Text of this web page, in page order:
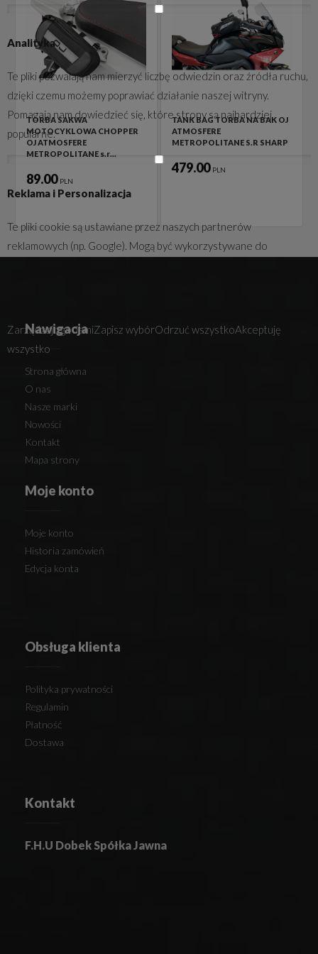
TORBA SAKWA
MOTOCYKLOWA CHOPPER
OJ ATMOSFERE
METROPOLITANE s.r…
89.00 PLN
TANK BAG TORBA NA BAK OJ
ATMOSFERE
METROPOLITANE S.R SHARP
479.00 PLN
Nawigacja
Strona główna
O nas
Nasze marki
Nowości
Kontakt
Mapa strony
Moje konto
Moje konto
Historia zamówień
Edycja konta
Obsługa klienta
Polityka prywatności
Regulamin
Płatność
Dostawa
Kontakt
F.H.U Dobek Spółka Jawna
Analityka
Te pliki pozwalają nam mierzyć liczbę odwiedzin oraz źródła ruchu,
dzięki czemu możemy poprawiać działanie naszej witryny.
Pomagają nam dowiedzieć się, które strony są najbardziej
popularne.
Reklama i Personalizacja
Te pliki cookie są ustawiane przez naszych partnerów
reklamowych (np. Google). Mogą być wykorzystywane do
Zarządzaj zgodamiZapisz wybórOdrzuć wszystkoAkceptuję
wszystko